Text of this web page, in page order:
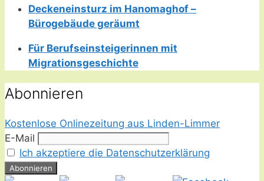
Deckeneinsturz im Hanomaghof –
Bürogebäude geräumt
Für Berufseinsteigerinnen mit
Migrationsgeschichte
Abonnieren
Kostenlose Onlinezeitung aus Linden-Limmer
E-Mail
Ich akzeptiere die Datenschutzerklärung